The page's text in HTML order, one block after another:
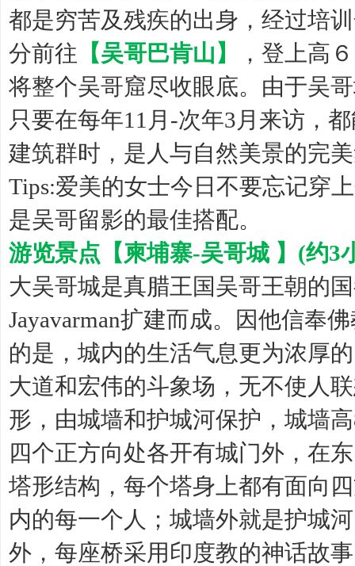
都是穷苦及残疾的出身，经过培
分前往 【吴哥巴肯山】
，登上高
将整个吴哥窟尽收眼底。由于吴
只要在每年11月-次年3月来访，
建筑群时，是人与自然美景的完
Tips:爱美的女士今日不要忘记穿
是吴哥留影的最佳搭配。
游览景点【柬埔寨-吴哥城 】(约3
大吴哥城是真腊王国吴哥王朝的
Jayavarman扩建而成。因他信奉
的是，城内的生活气息更为浓厚
大道和宏伟的斗象场，无不使人
形，由城墙和护城河保护，城墙
四个正方向处各开有城门外，在
塔形结构，每个塔身上都有面向
内的每一个人；城墙外就是护城
外，每座桥采用印度教的神话故